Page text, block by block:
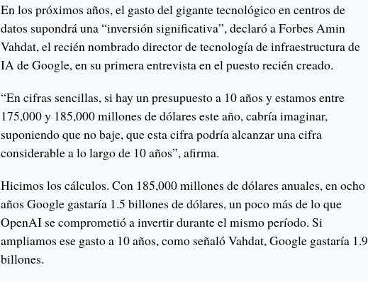
En los próximos años, el gasto del gigante tecnológico en centros de
datos supondrá una “inversión significativa”, declaró a Forbes Amin
Vahdat, el recién nombrado director de tecnología de infraestructura de
IA de Google, en su primera entrevista en el puesto recién creado.
“En cifras sencillas, si hay un presupuesto a 10 años y estamos entre
175,000 y 185,000 millones de dólares este año, cabría imaginar,
suponiendo que no baje, que esta cifra podría alcanzar una cifra
considerable a lo largo de 10 años”, afirma.
Hicimos los cálculos. Con 185,000 millones de dólares anuales, en ocho
años Google gastaría 1.5 billones de dólares, un poco más de lo que
OpenAI se comprometió a invertir durante el mismo período. Si
ampliamos ese gasto a 10 años, como señaló Vahdat, Google gastaría 1.9
billones.